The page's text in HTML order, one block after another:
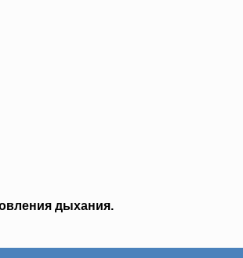
дыхания.